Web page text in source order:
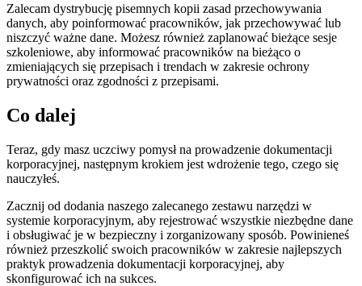
Zalecam dystrybucję pisemnych kopii zasad przechowywania
danych, aby poinformować pracowników, jak przechowywać lub
niszczyć ważne dane. Możesz również zaplanować bieżące sesje
szkoleniowe, aby informować pracowników na bieżąco o
zmieniających się przepisach i trendach w zakresie ochrony
prywatności oraz zgodności z przepisami.
Co dalej
Teraz, gdy masz uczciwy pomysł na prowadzenie dokumentacji
korporacyjnej, następnym krokiem jest wdrożenie tego, czego się
nauczyłeś.
Zacznij od dodania naszego zalecanego zestawu narzędzi w
systemie korporacyjnym, aby rejestrować wszystkie niezbędne dane
i obsługiwać je w bezpieczny i zorganizowany sposób. Powinieneś
również przeszkolić swoich pracowników w zakresie najlepszych
praktyk prowadzenia dokumentacji korporacyjnej, aby
skonfigurować ich na sukces.